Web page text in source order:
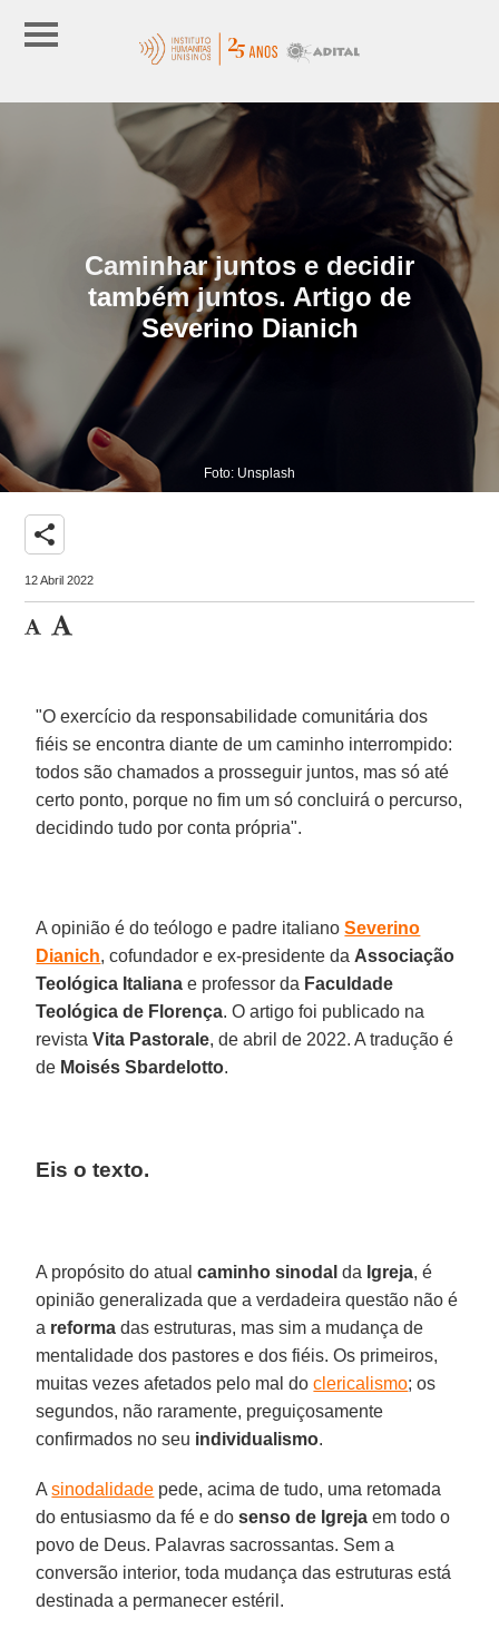
Caminhar juntos e decidir
também juntos. Artigo de
Severino Dianich
Foto: Unsplash
share
12 Abril 2022
"O exercício da responsabilidade comunitária dos
fiéis se encontra diante de um caminho interrompido:
todos são chamados a prosseguir juntos, mas só até
certo ponto, porque no fim um só concluirá o percurso,
decidindo tudo por conta própria".
A opinião é do teólogo e padre italianoSeverino
Dianich, cofundador e ex-presidente da Associação
Teológica Italiana e professor da Faculdade
Teológica de Florença. O artigo foi publicado na
revistaVita Pastorale, de abril de 2022. A tradução é
de Moisés Sbardelotto.
Eis o texto.
A propósito do atualcaminho sinodal da Igreja, é
opinião generalizada que a verdadeira questão não é
a reforma das estruturas, mas sim a mudança de
mentalidade dos pastores e dos fiéis. Os primeiros,
muitas vezes afetados pelo mal doclericalismo; os
segundos, não raramente, preguiçosamente
confirmados no seu individualismo.
Asinodalidade pede, acima de tudo, uma retomada
do entusiasmo da fé e dosenso de Igreja em todo o
povo de Deus. Palavras sacrossantas. Sem a
conversão interior, toda mudança das estruturas está
destinada a permanecer estéril.